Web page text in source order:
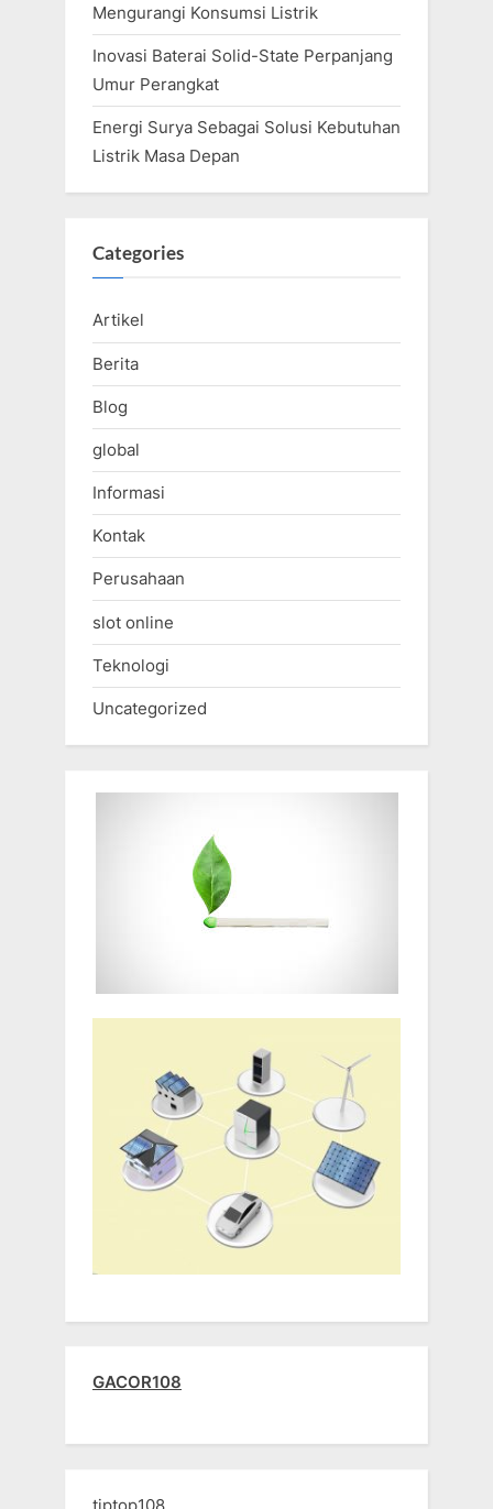
Mengurangi Konsumsi Listrik
Inovasi Baterai Solid-State Perpanjang
Umur Perangkat
Energi Surya Sebagai Solusi Kebutuhan
Listrik Masa Depan
Categories
Artikel
Berita
Blog
global
Informasi
Kontak
Perusahaan
slot online
Teknologi
Uncategorized
GACOR108